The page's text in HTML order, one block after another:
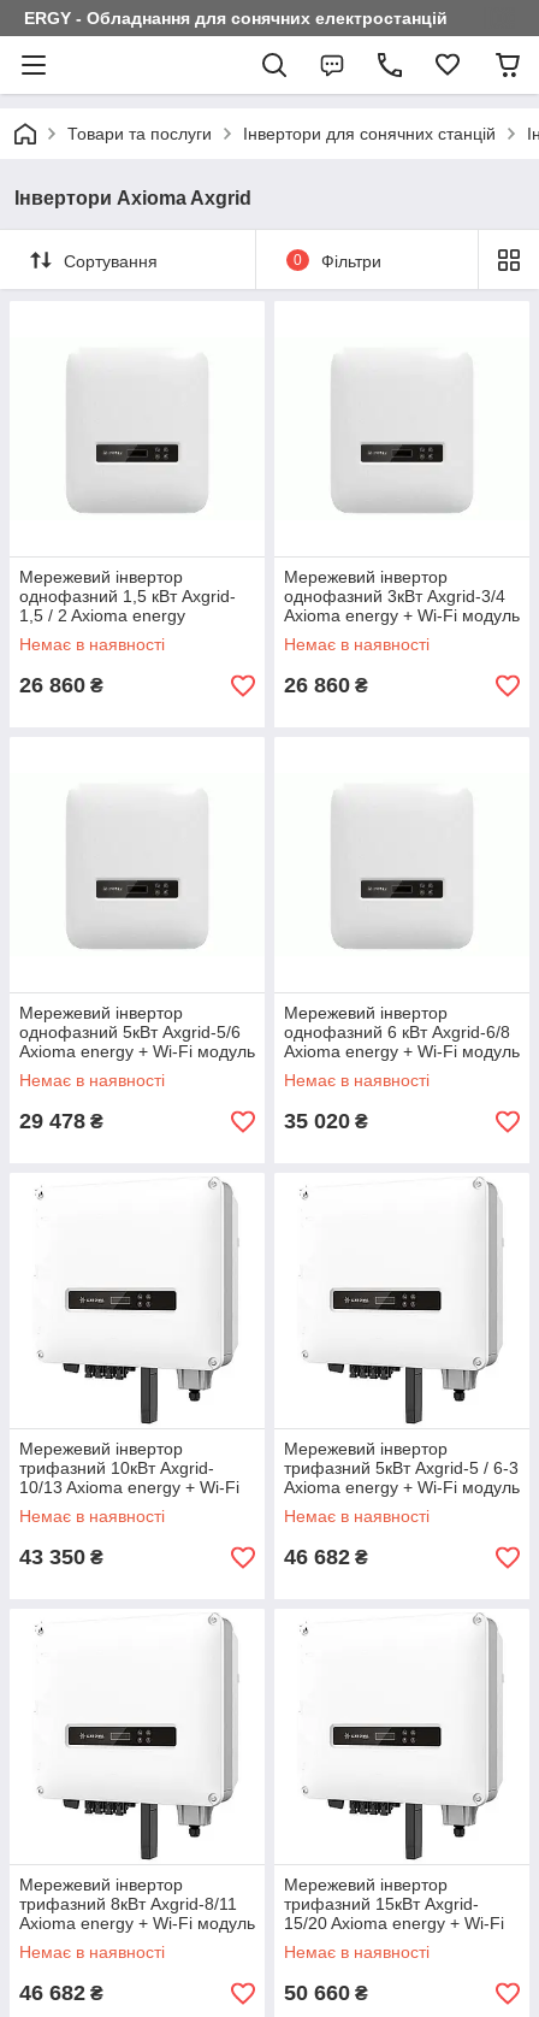
ERGY - Обладнання для сонячних електростанцій
Товари та послуги Інвертори для сонячних станцій
Інвертори Axioma Axgrid
Сортування 0 Фільтри
Мережевий інвертор
однофазний 1,5 кВт Axgrid-
1,5 / 2 Axioma energy
Немає в наявності
26 860 ₴
Мережевий інвертор
однофазний 3кВт Axgrid-3/4
Axioma energy + Wi-Fi модуль
Немає в наявності
26 860 ₴
Мережевий інвертор
однофазний 5кВт Axgrid-5/6
Axioma energy + Wi-Fi модуль
Немає в наявності
29 478 ₴
Мережевий інвертор
однофазний 6 кВт Axgrid-6/8
Axioma energy + Wi-Fi модуль
Немає в наявності
35 020 ₴
Мережевий інвертор
трифазний 10кВт Axgrid-
10/13 Axioma energy + Wi-Fi
модуль
Немає в наявності
43 350 ₴
Мережевий інвертор
трифазний 5кВт Axgrid-5 / 6-3
Axioma energy + Wi-Fi модуль
Немає в наявності
46 682 ₴
Мережевий інвертор
трифазний 8кВт Axgrid-8/11
Axioma energy + Wi-Fi модуль
Немає в наявності
46 682 ₴
Мережевий інвертор
трифазний 15кВт Axgrid-
15/20 Axioma energy + Wi-Fi
модуль
Немає в наявності
50 660 ₴